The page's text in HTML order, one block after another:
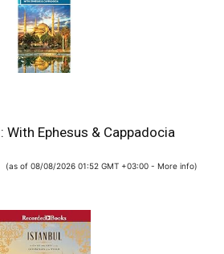
With Ephesus & Cappadocia
(as of 08/08/2026 01:52 GMT +03:00 - More info)